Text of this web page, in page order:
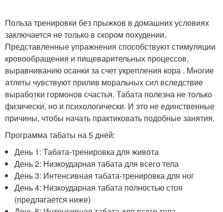
Польза тренировки без прыжков в домашних условиях
заключается не только в скором похудении.
Представленные упражнения способствуют стимуляции
кровообращения и пищеварительных процессов,
выравниванию осанки за счет укрепления кора . Многие
атлеты чувствуют прилив моральных сил вследствие
выработки гормонов счастья. Табата полезна не только
физически, но и психологически. И это не единственные
причины, чтобы начать практиковать подобные занятия.
Программа табаты на 5 дней:
День 1: Табата-тренировка для живота
День 2: Низкоударная табата для всего тела
День 3: Интенсивная табата-тренировка для ног
День 4: Низкоударная табата полностью стоя
(предлагается ниже)